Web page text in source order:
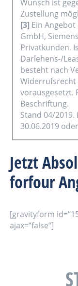
Wunsch ist
Zustellung
[3] Ein
GmbH,
Privatkunden.
Darlehens-/
besteht nach
Widerrufsrecht
vorausgesetzt.
Beschriftung.
Stand 04/
30.06.2019
Jetzt
forfour
[gravityform
ajax=“false“]